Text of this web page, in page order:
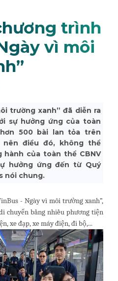
trình
vì môi
trường xanh” đã diễn ra
sự hưởng ứng của toàn
500 bài lan tỏa trên
nên điều đó, không thể
hành của toàn thể CBNV
hưởng ứng đến từ Quý
nói chung.
- Ngày vì môi trường xanh”,
chuyển bằng nhiều phương tiện
xe đạp, xe máy điện, đi bộ,...